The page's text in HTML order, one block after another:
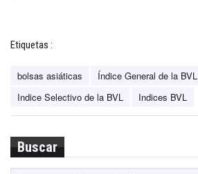
Etiquetas :
bolsas asiáticas
Índice General de la BVL
Indice Selectivo de la BVL
Indices BVL
Buscar